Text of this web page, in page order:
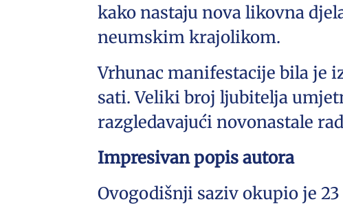
kako nastaju nova likovna
neumskim krajolikom.
Vrhunac manifestacije bila je
sati. Veliki broj ljubitelja
razgledavajući novonastale
Impresivan popis autora
Ovogodišnji saziv okupio je